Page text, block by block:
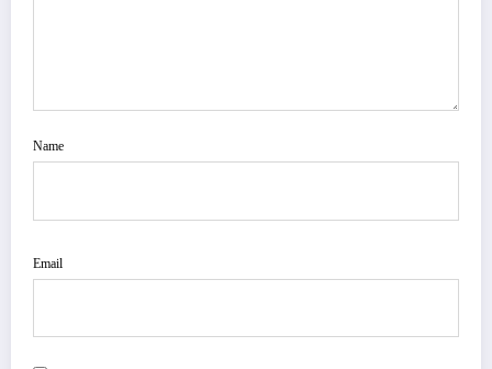
Name
Email